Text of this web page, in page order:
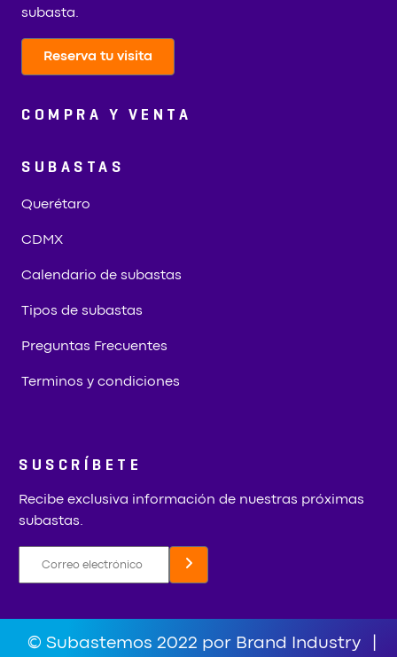
subasta.
Reserva tu visita
COMPRA Y VENTA
SUBASTAS
Querétaro
CDMX
Calendario de subastas
Tipos de subastas
Preguntas Frecuentes
Terminos y condiciones
SUSCRÍBETE
Recibe exclusiva información de nuestras próximas
subastas.
© Subastemos 2022 por Brand Industry